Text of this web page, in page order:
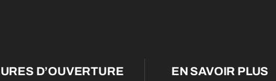
D’OUVERTURE EN SAVOIR PLUS